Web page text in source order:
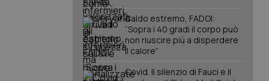
Caldo estremo, FADOI:
“Sopra i 40 gradi il corpo può
non riuscire più a disperdere
il calore”
Covid. Il silenzio di Fauci e il